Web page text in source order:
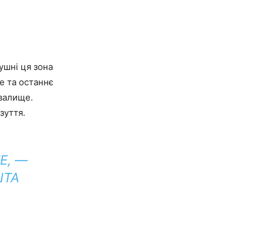
ця зона
та останнє
—